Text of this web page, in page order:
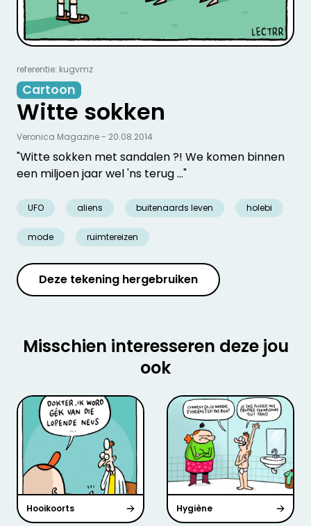
referentie: kugvmz
Cartoon
Witte sokken
"Witte sokken met sandalen ?! We komen binnen
een miljoen jaar wel 'ns terug ..."
UFO aliens buitenaards leven holebi
mode ruimtereizen
Veronica Magazine - 20.08.2014
Deze tekening hergebruiken
Misschien interesseren deze jou
ook
Hooikoorts Hygiène